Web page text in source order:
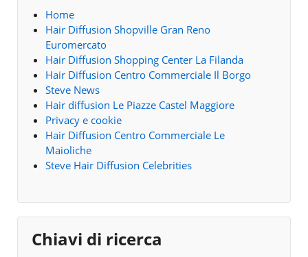
Home
Hair Diffusion Shopville Gran Reno
Euromercato
Hair Diffusion Shopping Center La Filanda
Hair Diffusion Centro Commerciale Il Borgo
Steve News
Hair diffusion Le Piazze Castel Maggiore
Privacy e cookie
Hair Diffusion Centro Commerciale Le
Maioliche
Steve Hair Diffusion Celebrities
Chiavi di ricerca